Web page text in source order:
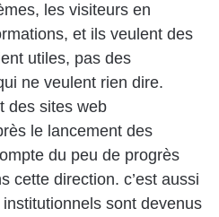
les visiteurs en
et ils veulent des
utiles, pas des
ne veulent rien dire.
des sites web
le lancement des
du peu de progrès
cette direction. c’est aussi
sont devenus